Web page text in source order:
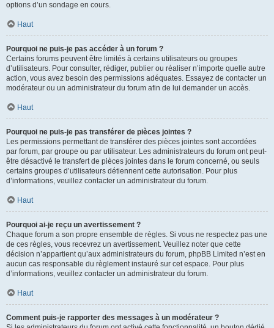
options d’un sondage en cours.
Haut
Pourquoi ne puis-je pas accéder à un forum ?
Certains forums peuvent être limités à certains utilisateurs ou groupes
d’utilisateurs. Pour consulter, rédiger, publier ou réaliser n’importe quelle autre
action, vous avez besoin des permissions adéquates. Essayez de contacter un
modérateur ou un administrateur du forum afin de lui demander un accès.
Haut
Pourquoi ne puis-je pas transférer de pièces jointes ?
Les permissions permettant de transférer des pièces jointes sont accordées
par forum, par groupe ou par utilisateur. Les administrateurs du forum ont peut-
être désactivé le transfert de pièces jointes dans le forum concerné, ou seuls
certains groupes d’utilisateurs détiennent cette autorisation. Pour plus
d’informations, veuillez contacter un administrateur du forum.
Haut
Pourquoi ai-je reçu un avertissement ?
Chaque forum a son propre ensemble de règles. Si vous ne respectez pas une
de ces règles, vous recevrez un avertissement. Veuillez noter que cette
décision n’appartient qu’aux administrateurs du forum, phpBB Limited n’est en
aucun cas responsable du règlement instauré sur cet espace. Pour plus
d’informations, veuillez contacter un administrateur du forum.
Haut
Comment puis-je rapporter des messages à un modérateur ?